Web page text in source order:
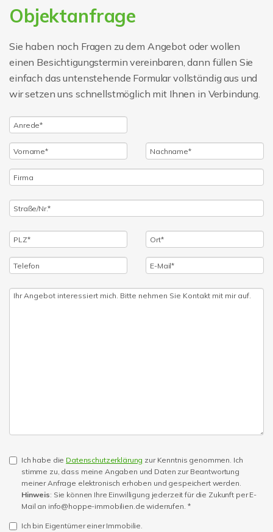
Objektanfrage
Sie haben noch Fragen zu dem Angebot oder wollen
einen Besichtigungstermin vereinbaren, dann füllen Sie
einfach das untenstehende Formular vollständig aus und
wir setzen uns schnellstmöglich mit Ihnen in Verbindung.
Ich habe die Datenschutzerklärung zur Kenntnis genommen. Ich
stimme zu, dass meine Angaben und Daten zur Beantwortung
meiner Anfrage elektronisch erhoben und gespeichert werden.
Hinweis: Sie können Ihre Einwilligung jederzeit für die Zukunft per E-
Mail an info@hoppe-immobilien.de widerrufen. *
Ich bin Eigentümer einer Immobilie.